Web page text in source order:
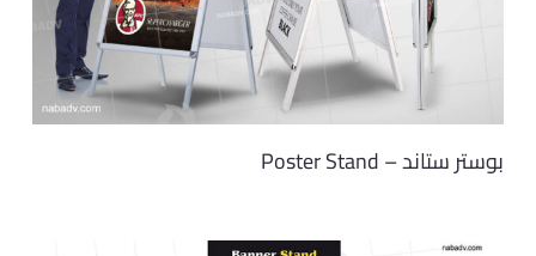
بوستر ستاند – Poster Stand